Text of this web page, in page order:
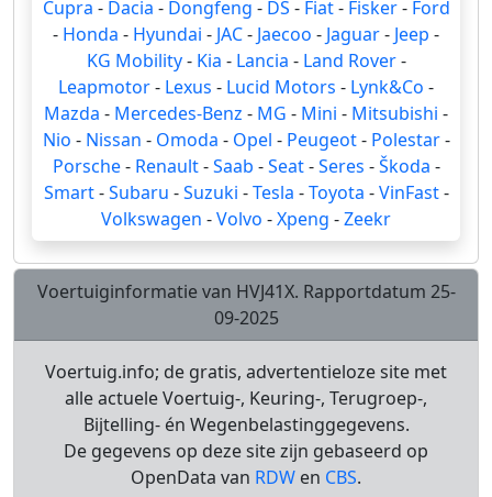
Cupra - Dacia - Dongfeng - DS - Fiat- Fisker- Ford
- Honda - Hyundai - JAC- Jaecoo - Jaguar- Jeep -
KG Mobility- Kia - Lancia - Land Rover-
Leapmotor- Lexus - Lucid Motors - Lynk&Co -
Mazda - Mercedes-Benz - MG - Mini - Mitsubishi -
Nio - Nissan - Omoda - Opel - Peugeot- Polestar-
Porsche- Renault-Saab -Seat-Seres -Škoda -
Smart-Subaru -Suzuki -Tesla -Toyota -VinFast-
Volkswagen -Volvo -Xpeng -Zeekr
Voertuiginformatie van HVJ41X. Rapportdatum 25-
09-2025
Voertuig.info; de gratis, advertentieloze site met
alle actuele Voertuig-, Keuring-, Terugroep-,
Bijtelling- én Wegenbelastinggegevens.
De gegevens op deze site zijn gebaseerd op
OpenData van RDW en CBS.